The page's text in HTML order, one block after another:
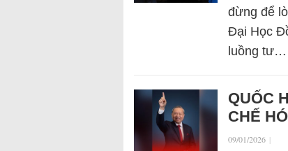
đừng để
Đại Học
luồng tư…
QUỐC
CHẾ
09/01/2026 |